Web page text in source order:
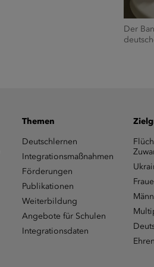
Der
Themen
Deutschlernen
Integrationsmaßnahmen
Förderungen
Publikationen
Weiterbildung
Angebote für Schulen
Integrationsdaten